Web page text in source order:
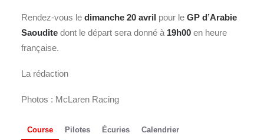
Rendez-vous le dimanche 20 avril pour le GP d’Arabie
Saoudite dont le départ sera donné à 19h00 en heure
française.
La rédaction
Photos : McLaren Racing
Course Pilotes Écuries Calendrier